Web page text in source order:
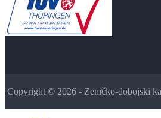
Copyright © 2026 - Zeničko-dobojski